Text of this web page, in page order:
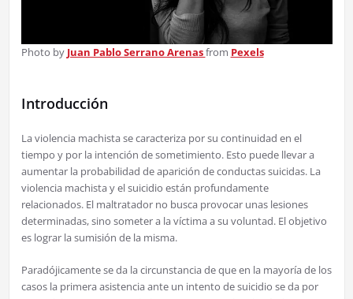
Photo by Juan Pablo Serrano Arenasfrom Pexels
Introducción
La violencia machista se caracteriza por su continuidad en el
tiempo y por la intención de sometimiento. Esto puede llevar a
aumentar la probabilidad de aparición de conductas suicidas. La
violencia machista y el suicidio están profundamente
relacionados. El maltratador no busca provocar unas lesiones
determinadas, sino someter a la víctima a su voluntad. El objetivo
es lograr la sumisión de la misma.
Paradójicamente se da la circunstancia de que en la mayoría de los
casos la primera asistencia ante un intento de suicidio se da por